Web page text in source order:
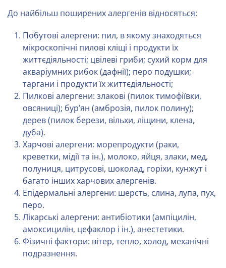
До найбільш поширених алергенів відносяться:
Побутові алергени: пил, в якому знаходяться
мікроскопічні пилові кліщі і продукти їх
життєдіяльності; цвілеві гриби; сухий корм для
акваріумних рибок (дафнії); перо подушки;
таргани і продукти їх життєдіяльності;
Пилкові алергени: злакові (пилок тимофіївки,
овсяниці); бур’ян (амброзія, пилок полину);
дерев (пилок берези, вільхи, ліщини, клена,
дуба).
Харчові алергени: морепродукти (раки,
креветки, мідії та ін.), молоко, яйця, злаки, мед,
полуниця, цитрусові, шоколад, горіхи, кунжут і
багато інших харчових алергенів.
Епідермальні алергени: шерсть, слина, лупа, пух,
перо.
Лікарські алергени: антибіотики (ампіцилін,
амоксицилін, цефаклор і ін.), анестетики.
Фізичні фактори: вітер, тепло, холод, механічні
подразнення.